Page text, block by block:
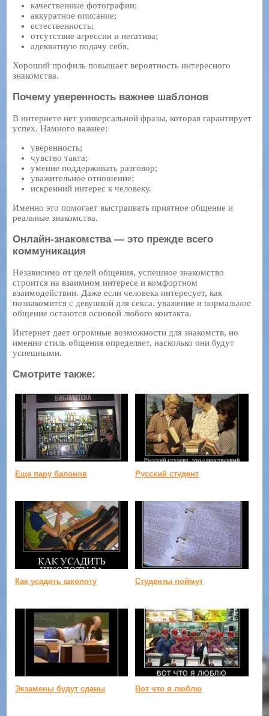
качественные фотографии;
аккуратное описание;
естественность;
отсутствие агрессии и негатива;
адекватную подачу себя.
Хороший профиль повышает вероятность интересного
знакомства.
Почему уверенность важнее шаблонов
В интернете нет универсальной фразы, которая гарантирует
успех. Намного важнее:
уверенность;
чувство такта;
умение поддерживать разговор;
уважительное отношение;
искренний интерес к человеку.
Именно это помогает выстраивать приятное общение и
реальные знакомства.
Онлайн-знакомства — это прежде всего
коммуникация
Независимо от целей общения, успешное знакомство
строится на взаимном интересе и комфортном
взаимодействии. Даже если человека интересует, как
познакомится с девушкой для секса, уважение и нормальное
общение остаются основой любого контакта.
Интернет дает огромные возможности для знакомств, но
именно стиль общения определяет, насколько они будут
успешными.
Смотрите также:
Еще пару балонов Русский студент
Как усадить школоту Студенты поймут
Экзамены будут сданы Вот что я люблю